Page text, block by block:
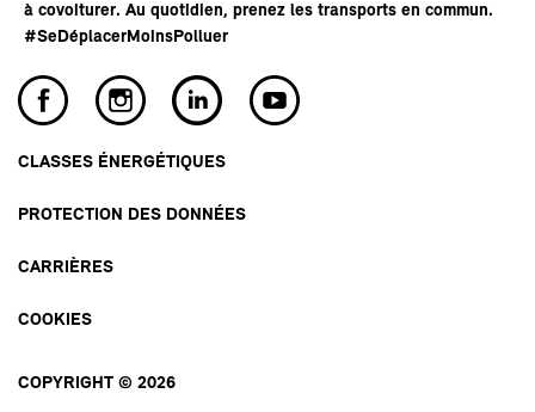
à covoiturer. Au quotidien, prenez les transports en commun.
#SeDéplacerMoinsPolluer
CLASSES ÉNERGÉTIQUES
PROTECTION DES DONNÉES
CARRIÈRES
COOKIES
COPYRIGHT © 2026